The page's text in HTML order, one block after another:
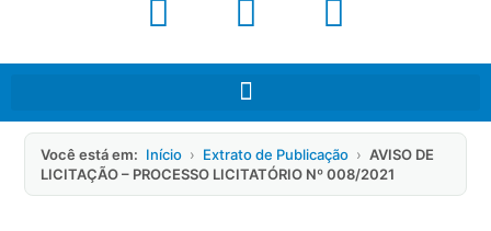
Você está em: Início › Extrato de Publicação › AVISO DE
LICITAÇÃO – PROCESSO LICITATÓRIO Nº 008/2021